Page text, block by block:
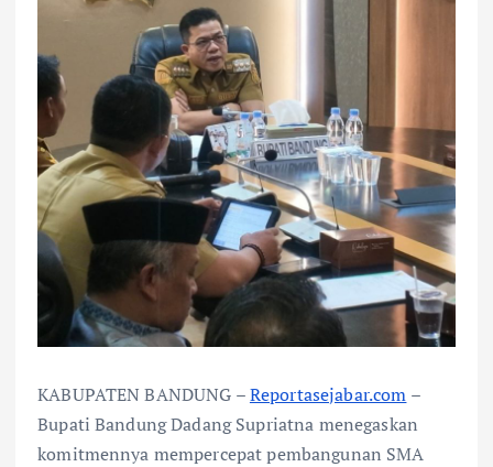
KABUPATEN BANDUNG –Reportasejabar.com –
Bupati Bandung Dadang Supriatna menegaskan
komitmennya mempercepat pembangunan SMA